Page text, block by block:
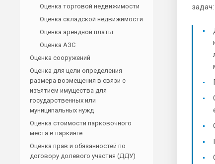
задач:
Оценка торговой недвижимости
Оценка складской недвижимости
Оценка арендной платы
Оценка АЗС
Оценка сооружений
Оценка для цели определения
размера возмещения в связи с
изъятием имущества для
государственных или
муниципальных нужд
Оценка стоимости парковочного
места в паркинге
Оценка прав и обязанностей по
договору долевого участия (ДДУ)